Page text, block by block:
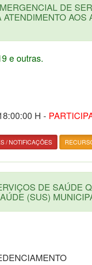
DE
e outras.
H -
/ NOTIFICAÇÕES
DE SAÚDE
(SUS)